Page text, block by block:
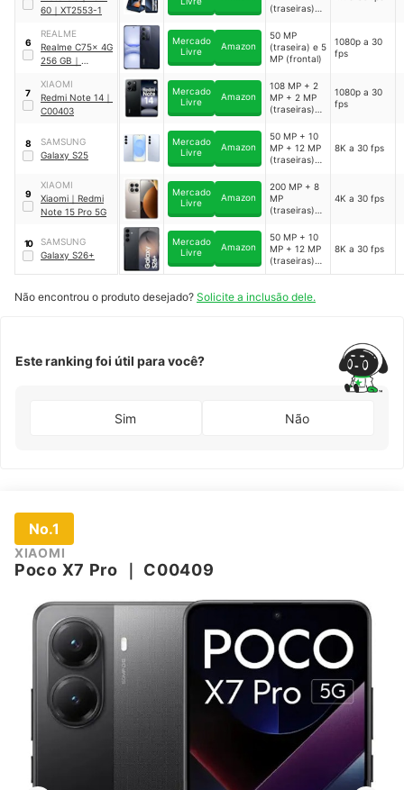
60 ｜ XT2553-1
(traseiras) e
(frontal)
6
REALME
Realme C75x 4G
256 GB ｜
Mercado
Livre
Amazon
50 MP
(traseira) e 5
MP (frontal)
1080p a 30
fps
7
XIAOMI
Redmi Note 14 ｜
C00403
Mercado
Livre
Amazon
108 MP + 2
MP + 2 MP
(traseiras) e
(frontal)
1080p a 30
fps
8
SAMSUNG
Galaxy S25
Mercado
Livre
Amazon
50 MP + 10
MP + 12 MP
(traseiras) e
(frontal)
8K a 30 fps
9
XIAOMI
Xiaomi ｜ Redmi
Note 15 Pro 5G
Mercado
Livre
Amazon
200 MP + 8
MP
(traseiras) e
(frontal)
4K a 30 fps
10
SAMSUNG
Galaxy S26+
Mercado
Livre
Amazon
50 MP + 10
MP + 12 MP
(traseiras) e
12 MP
8K a 30 fps
Não encontrou o produto desejado? Solicite a inclusão dele.
Este ranking foi útil para você?
Sim Não
No.1
XIAOMI
Poco X7 Pro C00409